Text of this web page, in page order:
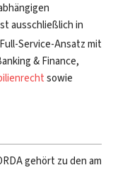
ausschließlich in
Service-Ansatz mit
& Finance,
sowie
gehört zu den am